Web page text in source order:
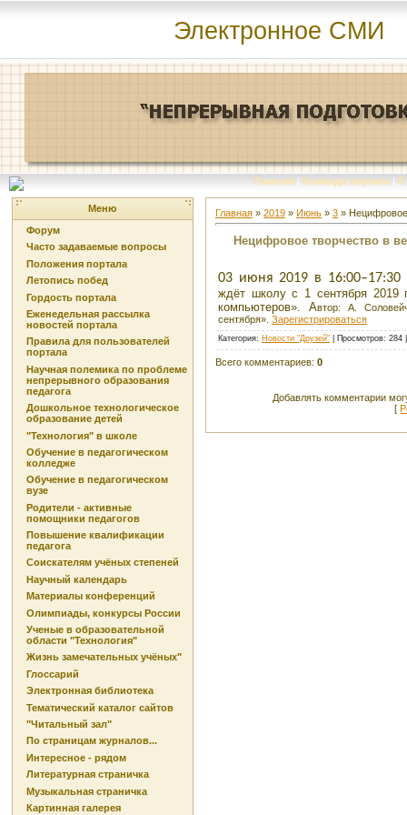
Электронное СМИ
Главная | Команда портала | О
Меню
Форум
Часто задаваемые вопросы
Положения портала
Летопись побед
Гордость портала
Еженедельная рассылка
новостей портала
Правила для пользователей
портала
Научная полемика по проблеме
непрерывного образования
педагога
Дошкольное технологическое
образование детей
"Технология" в школе
Обучение в педагогическом
колледже
Обучение в педагогическом
вузе
Родители - активные
помощники педагогов
Повышение квалификации
педагога
Соискателям учёных степеней
Научный календарь
Материалы конференций
Олимпиады, конкурсы России
Ученые в образовательной
области "Технология"
Жизнь замечательных учёных"
Глоссарий
Электронная библиотека
Тематический каталог сайтов
"Читальный зал"
По страницам журналов...
Интересное - рядом
Литературная страничка
Музыкальная страничка
Картинная галерея
Главная » 2019 » Июнь » 3 »
Нецифровое творчество в
03 июня 2019 в
ждёт школу с 1 сентября 2019
компьютеров». Автор: А.
сентября». Зарегистрироваться
Категория: Новости "Друзей" Просмотров: 284
Всего комментариев: 0
Добавлять комментарии
[